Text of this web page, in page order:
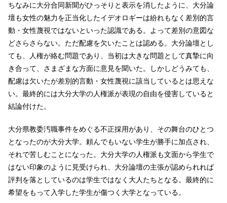
ちなみに大分合同新聞がひっそりと表示を消したように、大分論
壇も女性の魅力を正当化したイデオロギーは紛れもなく差別的言
動・女性蔑視ではないといった認識である。よって差別の意図な
どさらさらない。ただ配慮を欠いたことは認める。大分論壇とし
ても、人権が絡む問題であり、当初は大きな問題として真摯に向
き合って、さまざまな方面に意見を聞いた。しかしどうみても、
配慮は欠いたが差別的言動・女性蔑視に該当しているとは思えな
い。最終的には大分大学の人権派が表現の自由を侵害していると
結論付けた。
大分県教委汚職事件をめぐる不正採用があり、その舞台のひとつ
となったのが大分大学。頼んでもいない学生が勝手に加点され、
それで苦しむことになった。大分大学の人権派も文面から学生で
はない印象のように見受けられ、大分論壇の主張が認められれば
評判を落としているのは学生ではなく大人たちとなる。最終的に
希望をもって入学した学生が傷つく大学となっている。